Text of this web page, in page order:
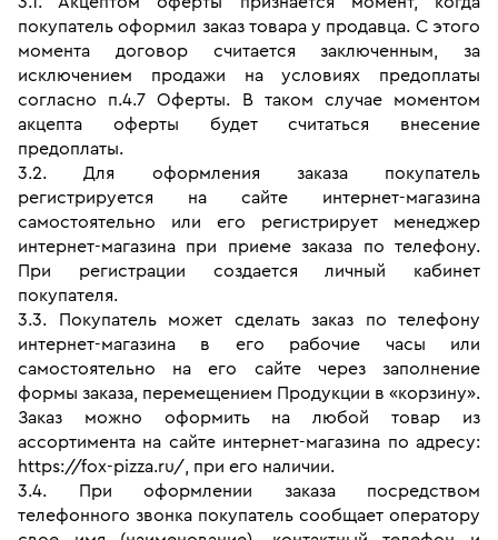
покупатель оформил заказ товара у продавца. С этого
момента договор считается заключенным, за
исключением продажи на условиях предоплаты
согласно п.4.7 Оферты. В таком случае моментом
акцепта оферты будет считаться внесение
предоплаты.
3.2. Для оформления заказа покупатель
регистрируется на сайте интернет-магазина
самостоятельно или его регистрирует менеджер
интернет-магазина при приеме заказа по телефону.
При регистрации создается личный кабинет
покупателя.
3.3. Покупатель может сделать заказ по телефону
интернет-магазина в его рабочие часы или
самостоятельно на его сайте через заполнение
формы заказа, перемещением Продукции в «корзину».
Заказ можно оформить на любой товар из
ассортимента на сайте интернет-магазина по адресу:
https://fox-pizza.ru/, при его наличии.
3.4. При оформлении заказа посредством
телефонного звонка покупатель сообщает оператору